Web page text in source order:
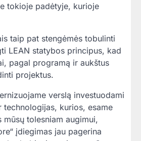
tokioje padėtyje, kurioje
taip pat stengėmės tobulinti
LEAN statybos principus, kad
pagal programą ir aukštus
projektus.
verslą investuodami
technologijas, kurios, esame
mūsų tolesniam augimui,
įdiegimas jau pagerina